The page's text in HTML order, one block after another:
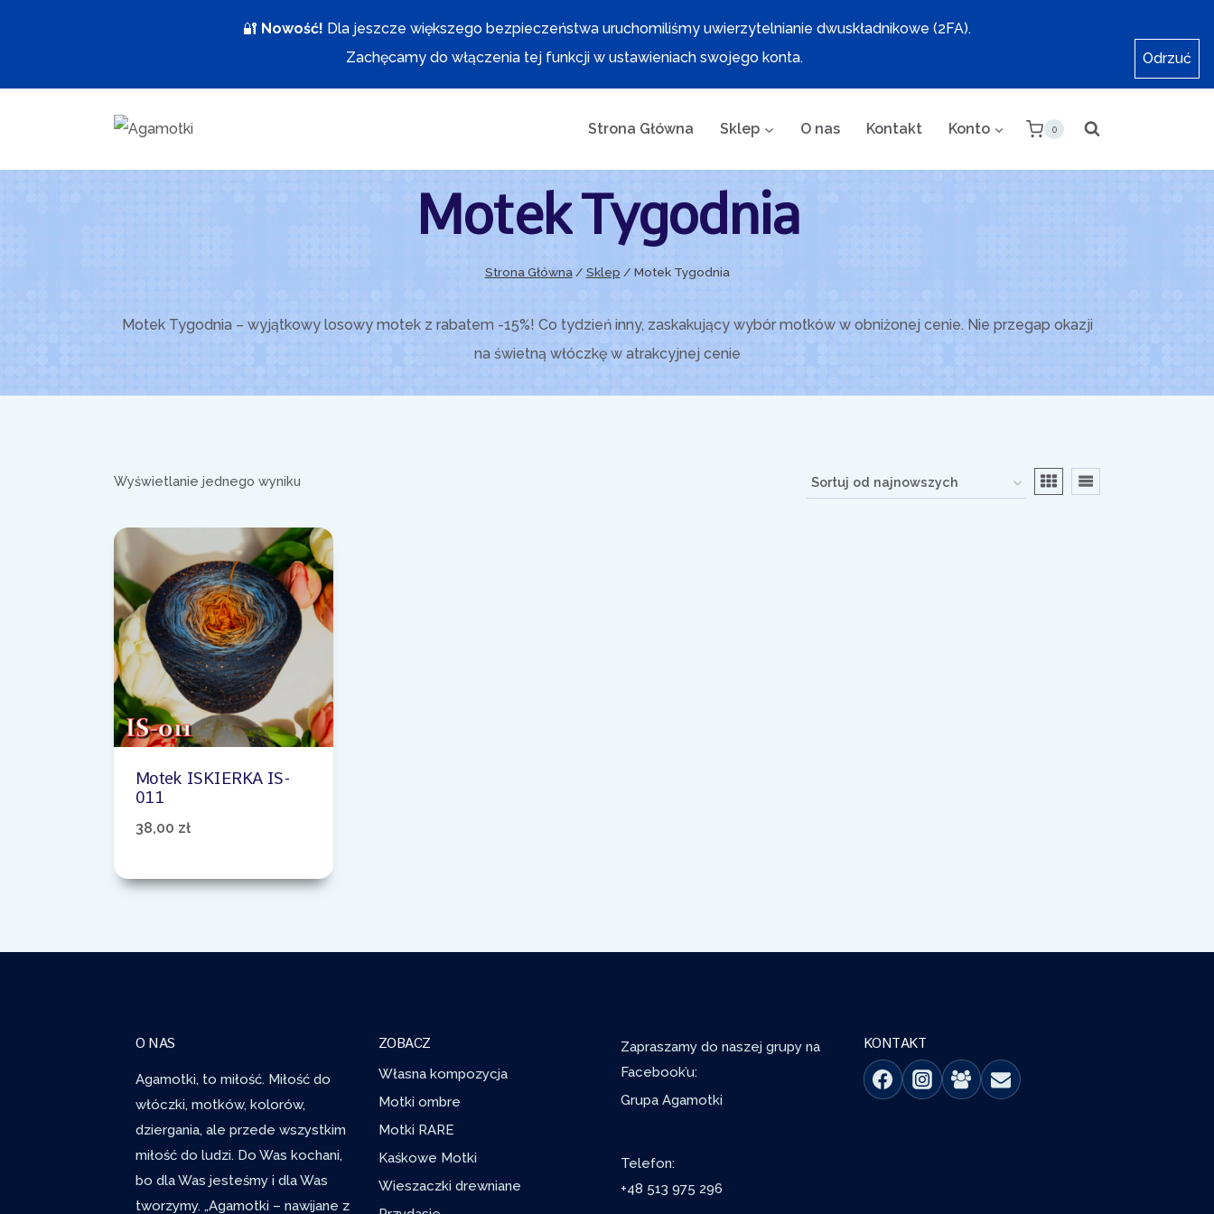
🔐 Nowość! Dla jeszcze większego bezpieczeństwa uruchomiliśmy uwierzytelnianie dwuskładnikowe (2FA).
Zachęcamy do włączenia tej funkcji w ustawieniach swojego konta.
Odrzuć
Strona Główna Sklep O nas Kontakt Konto 0
Motek Tygodnia
Strona Główna / Sklep / Motek Tygodnia
Motek Tygodnia – wyjątkowy losowy motek z rabatem -15%! Co tydzień inny, zaskakujący wybór motków w obniżonej cenie. Nie przegap okazji
na świetną włóczkę w atrakcyjnej cenie
Wyświetlanie jednego wyniku
Motek ISKIERKA IS-
011
38,00 zł
O NAS
Agamotki, to miłość. Miłość do
włóczki, motków, kolorów,
dziergania, ale przede wszystkim
miłość do ludzi. Do Was kochani,
bo dla Was jesteśmy i dla Was
tworzymy. „Agamotki – nawijane z
ZOBACZ
Własna kompozycja
Motki ombre
Motki RARE
Kaśkowe Motki
Wieszaczki drewniane
Zapraszamy do naszej grupy na
Facebook’u:
Grupa Agamotki
Telefon:
+48 513 975 296
KONTAKT